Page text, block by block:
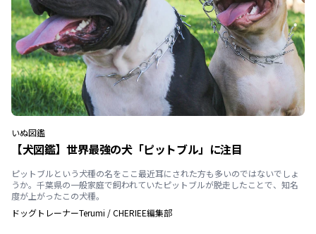
いぬ図鑑
【犬図鑑】世界最強の犬「ピットブル」に注目
ピットブルという犬種の名をここ最近耳にされた方も多いのではないでしょ
うか。千葉県の一般家庭で飼われていたピットブルが脱走したことで、知名
度が上がったこの犬種。
ドッグトレーナーTerumi /CHERIEE編集部